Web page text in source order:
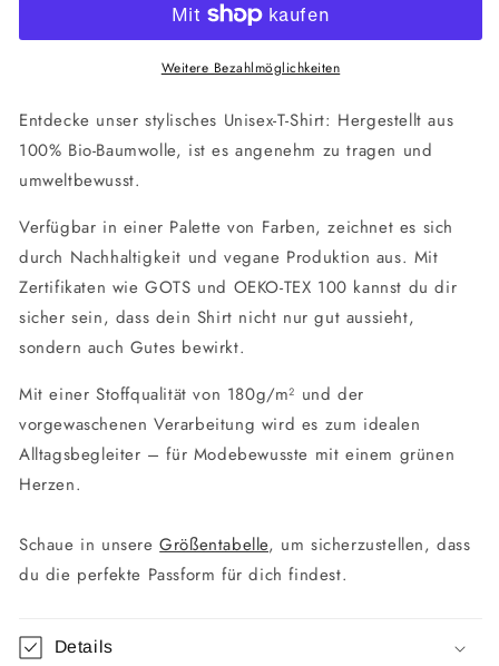
T-
Everyday
T-
Shirt
Weitere Bezahlmöglichkeiten
Entdecke unser stylisches Unisex-T-Shirt: Hergestellt aus
100% Bio-Baumwolle, ist es angenehm zu tragen und
umweltbewusst.
Verfügbar in einer Palette von Farben, zeichnet es sich
durch Nachhaltigkeit und vegane Produktion aus. Mit
Zertifikaten wie GOTS und OEKO-TEX 100 kannst du dir
sicher sein, dass dein Shirt nicht nur gut aussieht,
sondern auch Gutes bewirkt.
Mit einer Stoffqualität von 180g/m² und der
vorgewaschenen Verarbeitung wird es zum idealen
Alltagsbegleiter – für Modebewusste mit einem grünen
Herzen.
Schaue in unsereGrößentabelle, um sicherzustellen, dass
du die perfekte Passform für dich findest.
Details